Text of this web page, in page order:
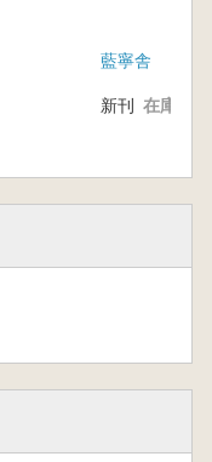
藍寧舎
新刊 在庫なし